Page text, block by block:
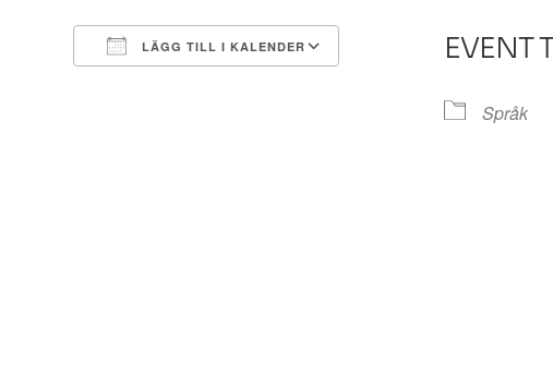
LÄGG TILL I KALENDER EVENT
Språk